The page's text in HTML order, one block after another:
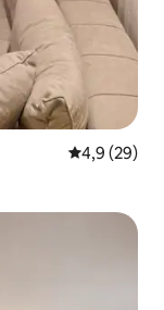
Середня
4,9 (29)